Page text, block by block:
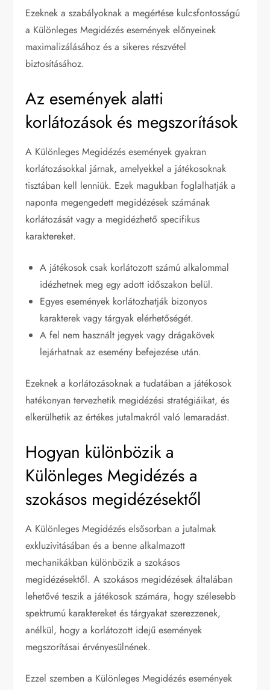
Ezeknek a szabályoknak a megértése kulcsfontosságú
a Különleges Megidézés események előnyeinek
maximalizálásához és a sikeres részvétel
biztosításához.
Az események alatti
korlátozások és megszorítások
A Különleges Megidézés események gyakran
korlátozásokkal járnak, amelyekkel a játékosoknak
tisztában kell lenniük. Ezek magukban foglalhatják a
naponta megengedett megidézések számának
korlátozását vagy a megidézhető specifikus
karaktereket.
A játékosok csak korlátozott számú alkalommal
idézhetnek meg egy adott időszakon belül.
Egyes események korlátozhatják bizonyos
karakterek vagy tárgyak elérhetőségét.
A fel nem használt jegyek vagy drágakövek
lejárhatnak az esemény befejezése után.
Ezeknek a korlátozásoknak a tudatában a játékosok
hatékonyan tervezhetik megidézési stratégiáikat, és
elkerülhetik az értékes jutalmakról való lemaradást.
Hogyan különbözik a
Különleges Megidézés a
szokásos megidézésektől
A Különleges Megidézés elsősorban a jutalmak
exkluzivitásában és a benne alkalmazott
mechanikákban különbözik a szokásos
megidézésektől. A szokásos megidézések általában
lehetővé teszik a játékosok számára, hogy szélesebb
spektrumú karaktereket és tárgyakat szerezzenek,
anélkül, hogy a korlátozott idejű események
megszorításai érvényesülnének.
Ezzel szemben a Különleges Megidézés események